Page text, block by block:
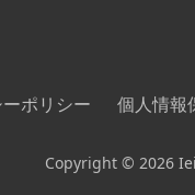
ポリシー 個人情報
Copyright © 2026